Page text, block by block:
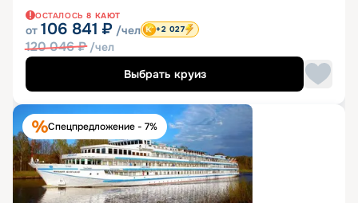
ОСТАЛОСЬ 8 КАЮТ
от 106 841 ₽ /чел
120 046₽ /чел
+2 027
Выбрать круиз
Спецпредложение - 7%